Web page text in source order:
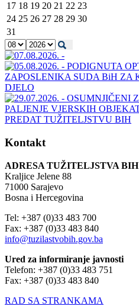
17 18 19 20 21 22 23
24 25 26 27 28 29 30
31
Kontakt
ADRESA TUŽITELJSTVA BIH
Kraljice Jelene 88
71000 Sarajevo
Bosna i Hercegovina
Tel: +387 (0)33 483 700
Fax: +387 (0)33 483 840
info@tuzilastvobih.gov.ba
Ured za informiranje javnosti
Telefon: +387 (0)33 483 751
Fax: +387 (0)33 483 840
RAD SA STRANKAMA